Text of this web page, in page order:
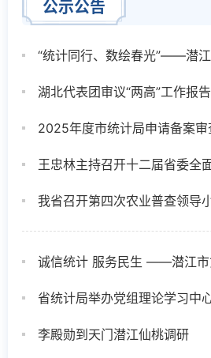
公示公告
湖北代表团审议“两高”工作报告
李殿勋到天门潜江仙桃调研